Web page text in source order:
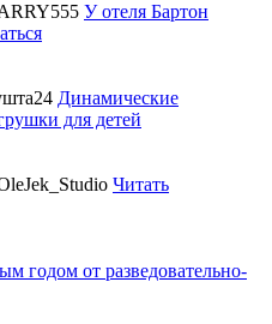
У отеля Бартон
Динамические
для детей
Читать
годом от разведовательно-